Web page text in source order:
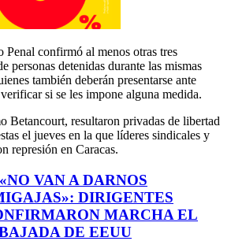
confirmó al menos otras tres
personas detenidas durante las mismas
también deberán presentarse ante
si se les impone alguna medida.
Betancourt, resultaron privadas de libertad
el jueves en la que líderes sindicales y
represión en Caracas.
«NO VAN A DARNOS
DIRIGENTES
MARCHA EL
DE EEUU